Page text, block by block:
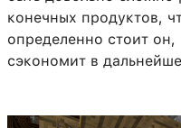
конечных продуктов,
определенно стоит
сэкономит в